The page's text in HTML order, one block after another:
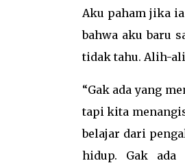
Aku paham jika
bahwa aku baru
tidak tahu. Alih-
“Gak ada yang
tapi kita
belajar dari
hidup. Gak ada